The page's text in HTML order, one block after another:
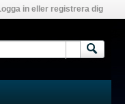
in eller registrera dig